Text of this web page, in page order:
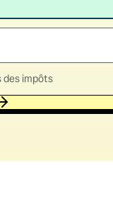
des impôts